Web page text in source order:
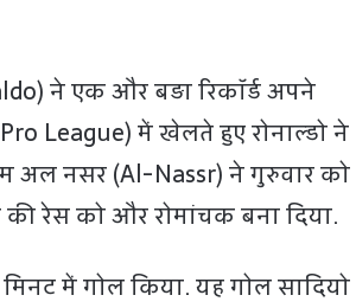
ने एक और बड़ा रिकॉर्ड अपने
League) में खेलते हुए रोनाल्डो ने
अल नसर (Al-Nassr) ने गुरुवार को
रेस को और रोमांचक बना दिया.
में गोल किया. यह गोल साद‍ियो